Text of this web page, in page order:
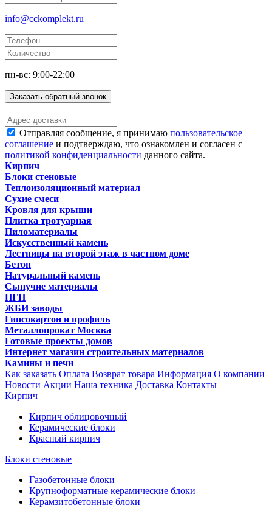
info@cckomplekt.ru
пн-вс: 9:00-22:00
Заказать обратный звонок
Отправляя сообщение, я принимаю пользовательское
соглашение и подтверждаю, что ознакомлен и согласен с
политикой конфиденциальности данного сайта.
Кирпич
Блоки стеновые
Теплоизоляционный материал
Сухие смеси
Кровля для крыши
Плитка тротуарная
Пиломатериалы
Искусственный камень
Лестницы на второй этаж в частном доме
Бетон
Натуральный камень
Сыпучие материалы
ПГП
ЖБИ заводы
Гипсокартон и профиль
Металлопрокат Москва
Готовые проекты домов
Интернет магазин строительных материалов
Камины и печи
Как заказать Оплата Возврат товара Информация О компании
Новости Акции Наша техника Доставка Контакты
Кирпич
Кирпич облицовочный
Керамические блоки
Красный кирпич
Блоки стеновые
Газобетонные блоки
Крупноформатные керамические блоки
Керамзитобетонные блоки